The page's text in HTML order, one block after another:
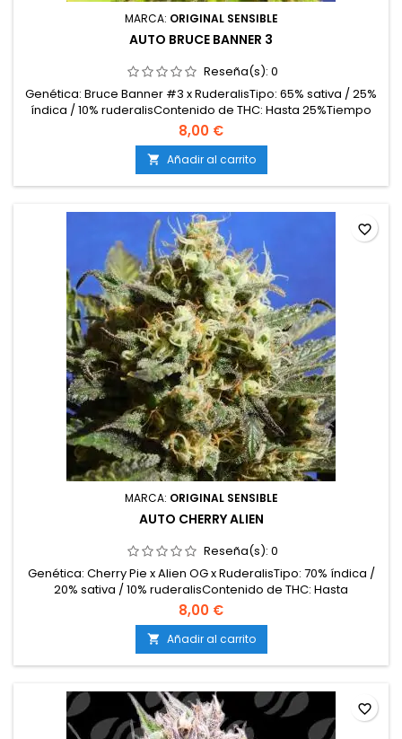
MARCA: ORIGINAL SENSIBLE
AUTO BRUCE BANNER 3
Reseña(s): 0
Genética: Bruce Banner #3 x RuderalisTipo: 65% sativa / 25%
índica / 10% ruderalisContenido de THC: Hasta 25%Tiempo
de floración: 9–10 semanas desde la
germinaciónProducción en interior: 450–600
g/m²Producción en exterior: 90–170 g/plantaAltura: 90–120
cm en interior; hasta 140 cm en exteriorAromas y
sabores: Diésel, frutas dulces,...
8,00 €
 Añadir al carrito
MARCA: ORIGINAL SENSIBLE
AUTO CHERRY ALIEN
Reseña(s): 0
Genética: Cherry Pie x Alien OG x RuderalisTipo: 70% índica /
20% sativa / 10% ruderalisContenido de THC: Hasta
22%Tiempo de floración: 8–9 semanas desde la
germinaciónProducción en interior: 400–500
g/m²Producción en exterior: 80–140 g/plantaAltura: 80–110
cm en interior; hasta 130 cm en exteriorAromas y
sabores: Cereza ácida,...
8,00 €
 Añadir al carrito
favorite_border
favorite_border